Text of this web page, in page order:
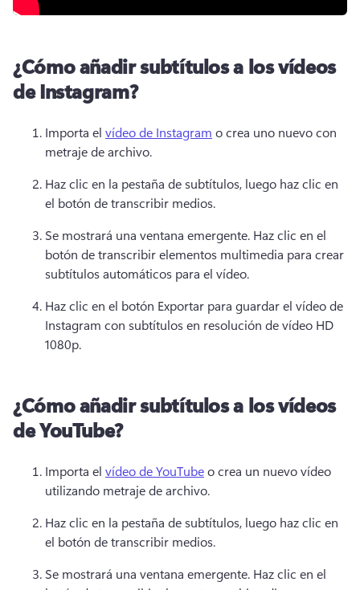
¿Cómo añadir subtítulos a los vídeos
de Instagram?
Importa el vídeo de Instagram o crea uno nuevo con
metraje de archivo.
Haz clic en la pestaña de subtítulos, luego haz clic en
el botón de transcribir medios.
Se mostrará una ventana emergente. Haz clic en el
botón de transcribir elementos multimedia para crear
subtítulos automáticos para el vídeo.
Haz clic en el botón Exportar para guardar el vídeo de
Instagram con subtítulos en resolución de vídeo HD
1080p.
¿Cómo añadir subtítulos a los vídeos
de YouTube?
Importa el vídeo de YouTube o crea un nuevo vídeo
utilizando metraje de archivo.
Haz clic en la pestaña de subtítulos, luego haz clic en
el botón de transcribir medios.
Se mostrará una ventana emergente. Haz clic en el